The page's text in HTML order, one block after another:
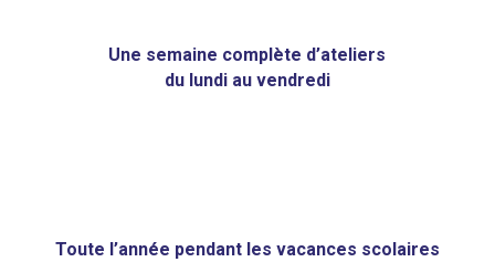
Une semaine complète d’ateliers
du lundi au vendredi
Toute l’année pendant les vacances scolaires